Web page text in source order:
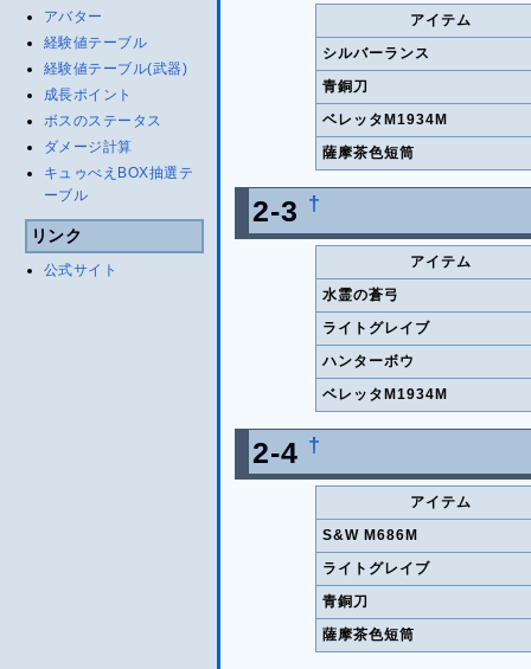
アバター
経験値テーブル
経験値テーブル(武器)
成長ポイント
ボスのステータス
ダメージ計算
キュゥべえBOX抽選テ
ーブル
リンク
公式サイト
アイテム
シルバーランス
青銅刀
ベレッタM1934M
薩摩茶色短筒
2-3 †
アイテム
水霊の蒼弓
ライトグレイブ
ハンターボウ
ベレッタM1934M
2-4 †
アイテム
S&W M686M
ライトグレイブ
青銅刀
薩摩茶色短筒